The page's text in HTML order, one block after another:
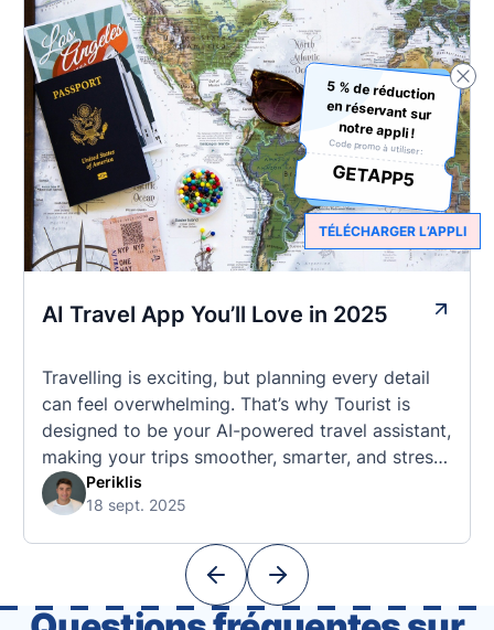
AI Travel App You’ll Love in 2025
Travelling is exciting, but planning every detail
can feel overwhelming. That’s why Tourist is
designed to be your AI-powered travel assistant,
making your trips smoother, smarter, and stress-
free. 🧭 What Makes the Tourist App Unique?
Unlike standard travel apps, Tourist combines
With Tourist, your trip planning becomes as
Periklis
18 sept. 2025
5 % de réduction
en réservant sur
notre appli !
Code promo à utiliser :
GETAPP5
TÉLÉCHARGER L’APPLI